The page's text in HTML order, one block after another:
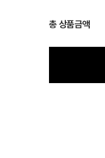
총 상품금액